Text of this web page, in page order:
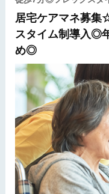
居宅ケアマネ募集
スタイム制導入◎
め◎